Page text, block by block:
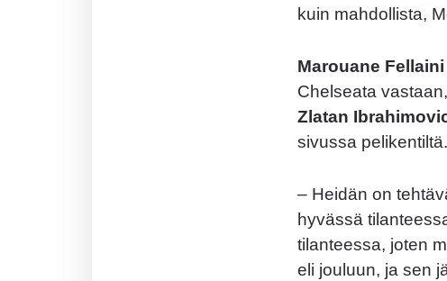
kuin mahdollista,
Marouane Fellaini
Chelseata
Zlatan
sivussa pelikentiltä.
– Heidän on
hyvässä
tilanteessa, joten
eli jouluun, ja sen